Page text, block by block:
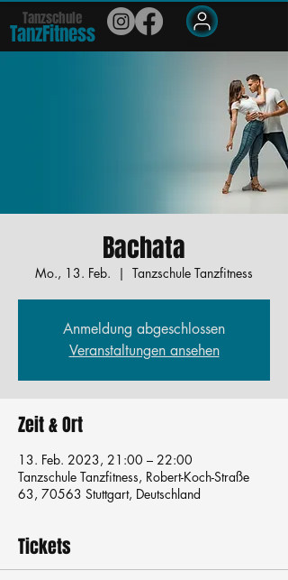
Tanzschule
TanzFitness
Bachata
Mo., 13. Feb.
  |
Tanzschule Tanzfitness
Anmeldung abgeschlossen
Veranstaltungen ansehen
Zeit & Ort
13. Feb. 2023, 21:00 – 22:00
Tanzschule Tanzfitness, Robert-Koch-Straße
63, 70563 Stuttgart, Deutschland
Tickets